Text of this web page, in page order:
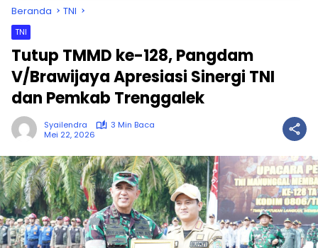
Beranda TNI
TNI
Tutup TMMD ke-128, Pangdam
V/Brawijaya Apresiasi Sinergi TNI
dan Pemkab Trenggalek
Syailendra
3 Min Baca
Mei 22, 2026